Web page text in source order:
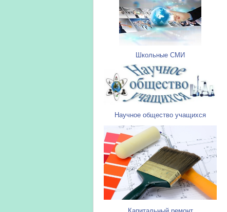
Школьные СМИ
Научное общество учащихся